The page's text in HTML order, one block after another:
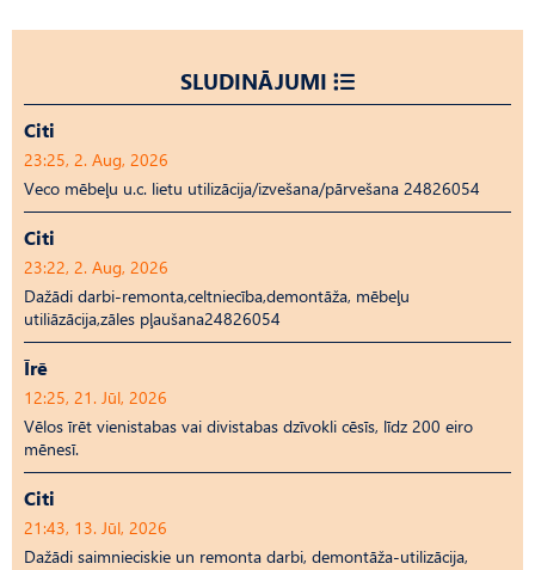
SLUDINĀJUMI
Citi
23:25, 2. Aug, 2026
Veco mēbeļu u.c. lietu utilizācija/izvešana/pārvešana 24826054
Citi
23:22, 2. Aug, 2026
Dažādi darbi-remonta,celtniecība,demontāža, mēbeļu
utiliāzācija,zāles pļaušana24826054
Īrē
12:25, 21. Jūl, 2026
Vēlos īrēt vienistabas vai divistabas dzīvokli cēsīs, līdz 200 eiro
mēnesī.
Citi
21:43, 13. Jūl, 2026
Dažādi saimnieciskie un remonta darbi, demontāža-utilizācija,